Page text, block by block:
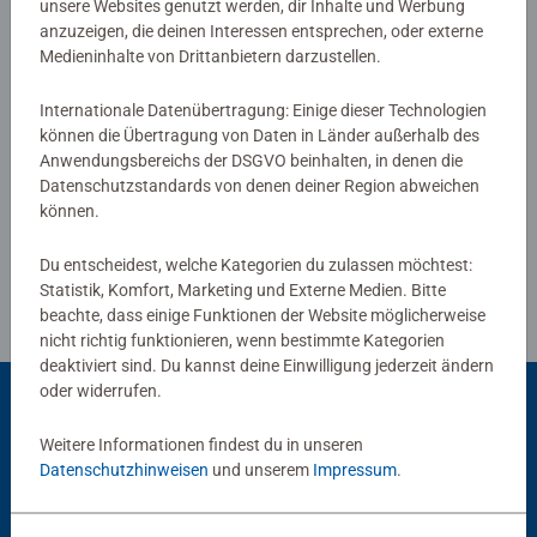
Papier, um ein blendfreies Puzzle-Bild zu schaffen, dessen
Qualität Sie sehen und fühlen können. Unsere
gefertigt. Dadurch wird sichergestellt, dass kein Teil dem
anderen gleicht und ein perfekter Zusammenhalt
garantiert ist. Genießen Sie noch heute die Ravensburger
Qualität mit dieser familienfreundlichen Aktivität!
Teile suchen, anfügen und sich über das immer größer
werdende Bild freuen - Puzzeln ist, wenn sich ein Erfolg an
den anderen reiht.
Deshalb lieben Kinder es, die Puzzleteile immer wieder zu
ihren Lieblingsmotiven zusammen zu setzen. Doch
Schwierigkeit gewählt, lassen sie Kinder jeden Alters an
den Herausforderungen wachsen, erhöhen ihre Geduld
und stärken ihr Selbstvertrauen. In der großen Auswahl
0/0
Verfasse eine Bewertung
Richtlinien für Bewertungen
Beliebte Auswahl
unsere Websites genutzt werden, dir Inhalte und Werbung
anzuzeigen, die deinen Interessen entsprechen, oder externe
Medieninhalte von Drittanbietern darzustellen.
Internationale Datenübertragung: Einige dieser Technologien
können die Übertragung von Daten in Länder außerhalb des
Anwendungsbereichs der DSGVO beinhalten, in denen die
Datenschutzstandards von denen deiner Region abweichen
können.
Du entscheidest, welche Kategorien du zulassen möchtest:
Statistik, Komfort, Marketing und Externe Medien. Bitte
beachte, dass einige Funktionen der Website möglicherweise
nicht richtig funktionieren, wenn bestimmte Kategorien
deaktiviert sind. Du kannst deine Einwilligung jederzeit ändern
oder widerrufen.
Weitere Informationen findest du in unseren
Datenschutzhinweisen und unserem Impressum.